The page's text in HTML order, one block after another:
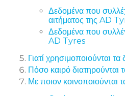
Δεδομένα που
αιτήματος της AD
Δεδομένα που
AD Tyres
Γιατί χρησιμοποιούνται
Πόσο καιρό διατηρούνται
Με ποιον κοινοποιούνται